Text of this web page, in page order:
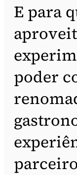
E para
poder